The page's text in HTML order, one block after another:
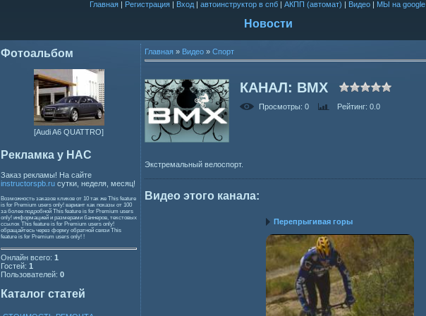
Главная| Регистрация| Вход| автоинструктор в спб| АКПП (автомат) | Видео| МЫ на google
Новости
Фотоальбом
[Audi A6 QUATTRO]
Рекламка у НАС
Заказ рекламы! На сайте
instructorspb.ru сутки, неделя, месяц!
Возможность заказов кликов от 10 так же This feature
is for Premium users only! вариант как показы от 100
за более подробной This feature is for Premium users
only! информацией и размерами баннеров, текстовых
ссылок This feature is for Premium users only!
обращайтесь через форму обратной связи This
feature is for Premium users only! !
Онлайн всего: 1
Гостей: 1
Пользователей: 0
Каталог статей
Главная » Видео » Спорт
КАНАЛ: BMX
Просмотры: 0 Рейтинг: 0.0
Экстремальный велоспорт.
Видео этого канала:
Перепрыгивая горы